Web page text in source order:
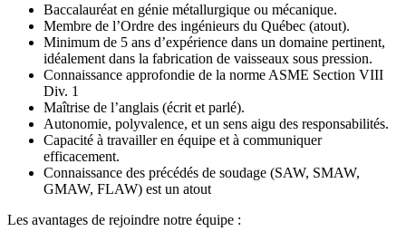
Baccalauréat en génie métallurgique ou mécanique.
Membre de l’Ordre des ingénieurs du Québec (atout).
Minimum de 5 ans d’expérience dans un domaine pertinent,
idéalement dans la fabrication de vaisseaux sous pression.
Connaissance approfondie de la norme ASME Section VIII
Div. 1
Maîtrise de l’anglais (écrit et parlé).
Autonomie, polyvalence, et un sens aigu des responsabilités.
Capacité à travailler en équipe et à communiquer
efficacement.
Connaissance des précédés de soudage (SAW, SMAW,
GMAW, FLAW) est un atout
Les avantages de rejoindre notre équipe :